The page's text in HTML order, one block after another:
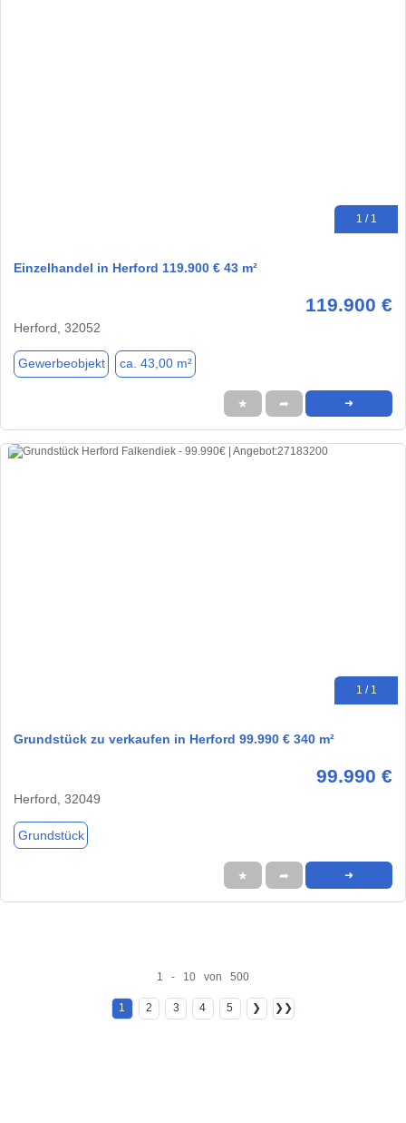
1 / 1
Einzelhandel in Herford 119.900 € 43 m²
119.900 €
Herford, 32052
Gewerbeobjekt ca. 43,00 m²
★ ➦ ➜
1 / 1
Grundstück zu verkaufen in Herford 99.990 € 340 m²
99.990 €
Herford, 32049
Grundstück
★ ➦ ➜
1 - 10 von 500
1 2 3 4 5 ❯ ❯❯